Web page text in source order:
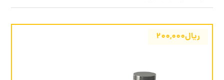
ریال۲۰۰,۰۰۰